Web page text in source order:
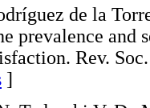
de la
prevalence and
Rev.
]